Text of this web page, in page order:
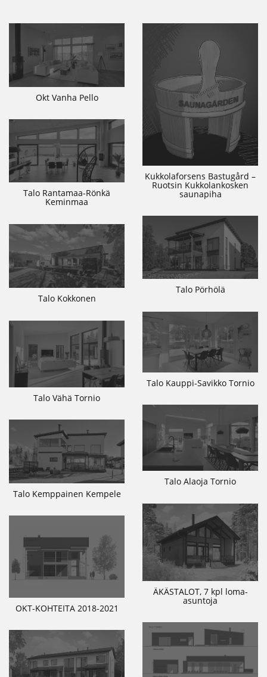
Okt Vanha Pello
Kukkolaforsens Bastugård –
Ruotsin Kukkolankosken
saunapiha
Talo Rantamaa-Rönkä
Keminmaa
Talo Pörhölä
Talo Kokkonen
Talo Kauppi-Savikko Tornio
Talo Vähä Tornio
Talo Alaoja Tornio
Talo Kemppainen Kempele
ÄKÄSTALOT, 7 kpl loma-
asuntoja
OKT-KOHTEITA 2018-2021